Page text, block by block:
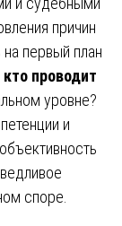
причин
первый план
кто проводит
уровне?
и
споре.